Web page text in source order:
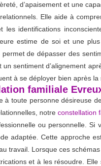
d’apaisement et une
Elle aide à
les identifications
estime de soi et une
de dépasser des
un sentiment d’alignement
à se déployer bien après la
familiale
à toute personne désireuse
notre constellation
ou personnelle.
adaptée. Cette approche
travail. Lorsque ces
et à les résoudre.